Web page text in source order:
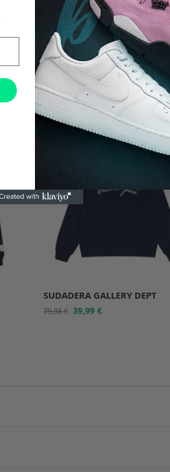
SUDADERA GALLERY DEPT
79,98€ 39,99€